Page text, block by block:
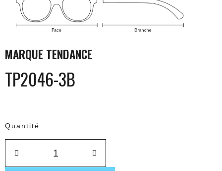
MARQUE TENDANCE
TP2046-3B
Quantité